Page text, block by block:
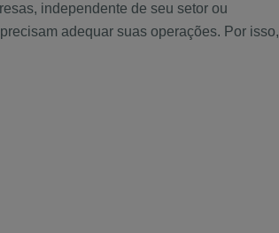
independente de seu setor ou
adequar suas operações. Por isso,